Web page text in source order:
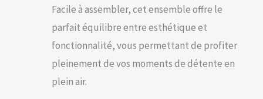
Facile à assembler, cet ensemble offre le
parfait équilibre entre esthétique et
fonctionnalité, vous permettant de profiter
pleinement de vos moments de détente en
plein air.